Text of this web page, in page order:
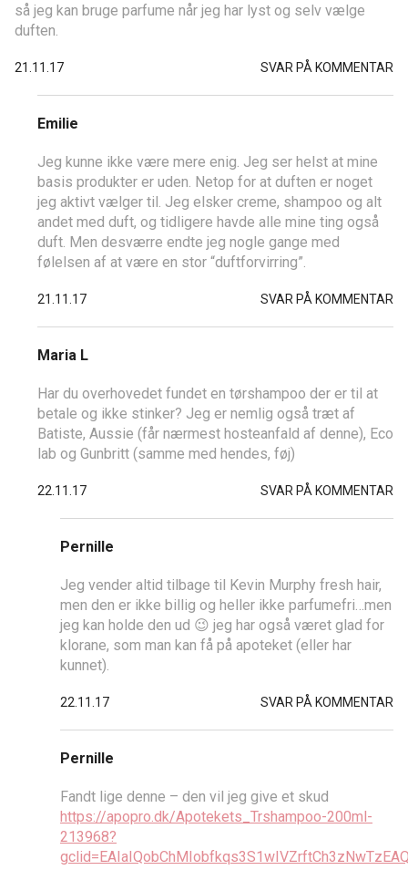
så jeg kan bruge parfume når jeg har lyst og selv vælge
duften.
21.11.17 SVAR PÅ KOMMENTAR
Emilie
Jeg kunne ikke være mere enig. Jeg ser helst at mine
basis produkter er uden. Netop for at duften er noget
jeg aktivt vælger til. Jeg elsker creme, shampoo og alt
andet med duft, og tidligere havde alle mine ting også
duft. Men desværre endte jeg nogle gange med
følelsen af at være en stor “duftforvirring”.
21.11.17 SVAR PÅ KOMMENTAR
Maria L
Har du overhovedet fundet en tørshampoo der er til at
betale og ikke stinker? Jeg er nemlig også træt af
Batiste, Aussie (får nærmest hosteanfald af denne), Eco
lab og Gunbritt (samme med hendes, føj)
22.11.17 SVAR PÅ KOMMENTAR
Pernille
Jeg vender altid tilbage til Kevin Murphy fresh hair,
men den er ikke billig og heller ikke parfumefri…men
jeg kan holde den ud 😉 jeg har også været glad for
klorane, som man kan få på apoteket (eller har
kunnet).
22.11.17 SVAR PÅ KOMMENTAR
Pernille
Fandt lige denne – den vil jeg give et skud
https://apopro.dk/Apotekets_Trshampoo-200ml-
213968?